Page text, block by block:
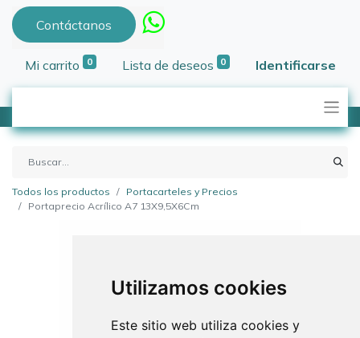
Utilizamos cookies
Este sitio web utiliza cookies y
Contáctanos
Mi carrito 0 Lista de deseos 0 Identificarse
Todos los productos
Portacarteles y Precios
Portaprecio Acrílico A7 13X9,5X6Cm